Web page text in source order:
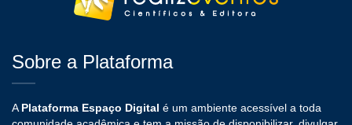
Sobre a Plataforma
A Plataforma Espaço Digital é um ambiente acessível a toda